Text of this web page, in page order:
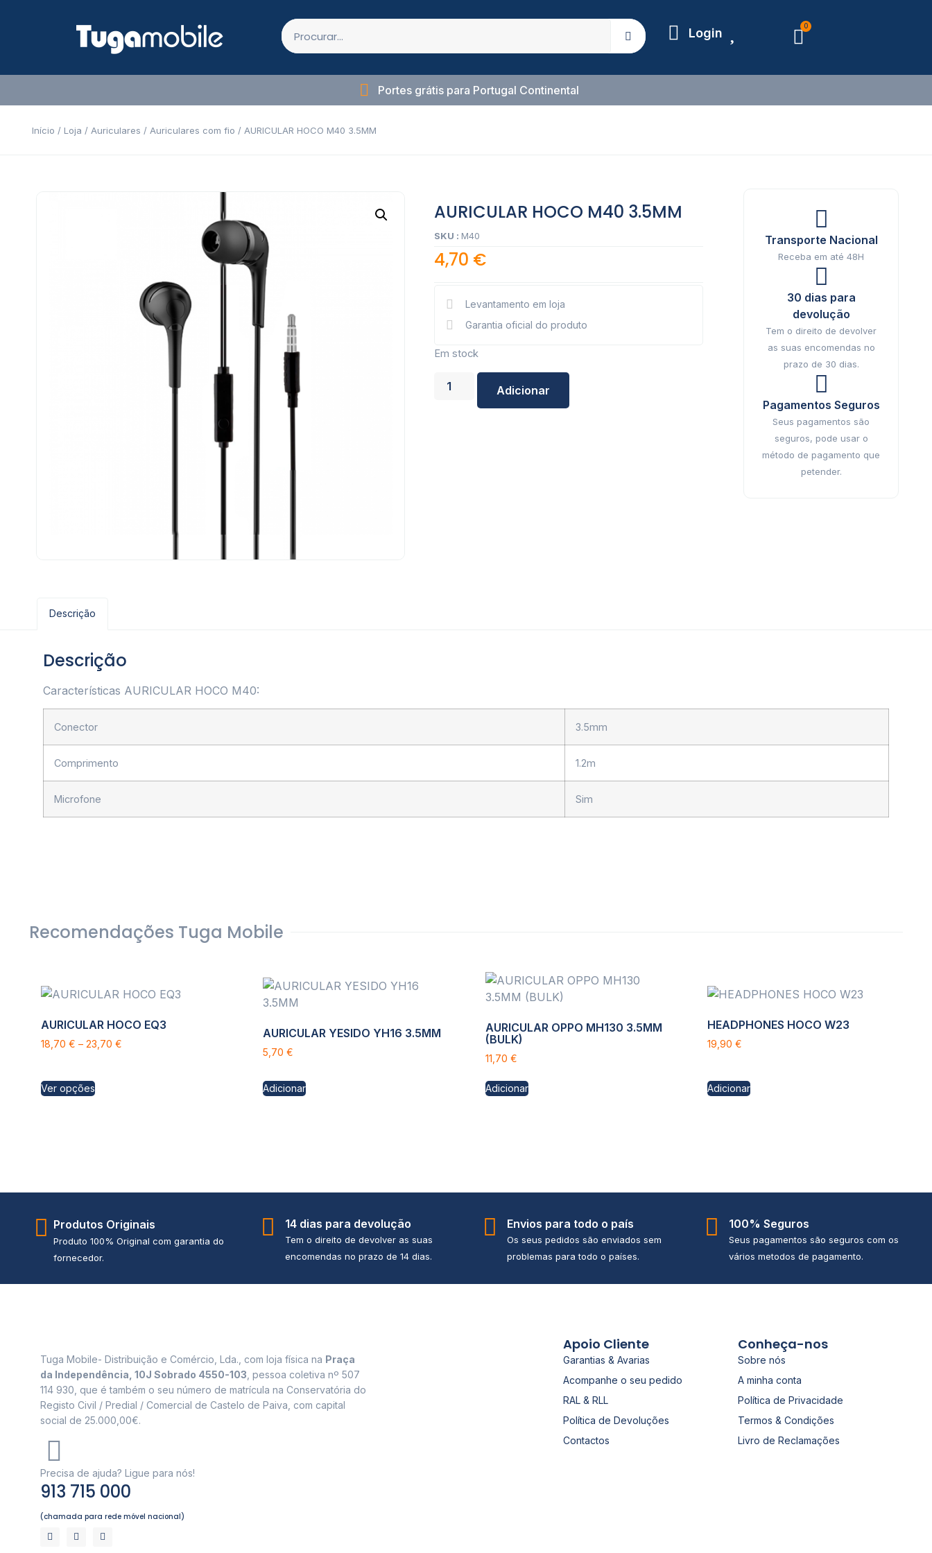
Login 0
Portes grátis para Portugal Continental
Início / Loja / Auriculares / Auriculares com fio / AURICULAR HOCO M40 3.5MM
AURICULAR HOCO M40 3.5MM
SKU : M40
4,70 €
Levantamento em loja
Garantia oficial do produto
Em stock
Adicionar
Transporte Nacional
Receba em até 48H
30 dias para
devolução
Tem o direito de devolver
as suas encomendas no
prazo de 30 dias.
Pagamentos Seguros
Seus pagamentos são
seguros, pode usar o
método de pagamento que
petender.
Descrição
Descrição
Características AURICULAR HOCO M40:
Conector 3.5mm
Comprimento 1.2m
Microfone Sim
Recomendações Tuga Mobile
AURICULAR HOCO EQ3
18,70 € – 23,70 €
Ver opções
AURICULAR YESIDO YH16 3.5MM
5,70€
Adicionar
AURICULAR OPPO MH130 3.5MM
(BULK)
11,70 €
Adicionar
HEADPHONES HOCO W23
19,90 €
Adicionar
Produtos Originais
Produto 100% Original com garantia do
fornecedor.
14 dias para devolução
Tem o direito de devolver as suas
encomendas no prazo de 14 dias.
Envios para todo o país
Os seus pedidos são enviados sem
problemas para todo o países.
100% Seguros
Seus pagamentos são seguros com os
vários metodos de pagamento.
Tuga Mobile- Distribuição e Comércio, Lda., com loja física na Praça
da Independência, 10J Sobrado 4550-103 , pessoa coletiva nº 507
114 930, que é também o seu número de matrícula na Conservatória do
Registo Civil / Predial / Comercial de Castelo de Paiva, com capital
social de 25.000,00€.
Precisa de ajuda? Ligue para nós!
913 715 000
(chamada para rede móvel nacional)
Apoio Cliente
Garantias & Avarias
Acompanhe o seu pedido
RAL & RLL
Política de Devoluções
Contactos
Conheça-nos
Sobre nós
A minha conta
Política de Privacidade
Termos & Condições
Livro de Reclamações